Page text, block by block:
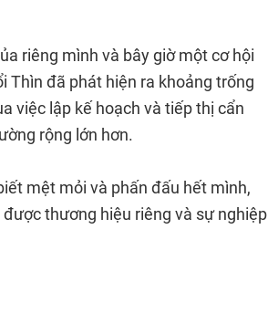
riêng mình và bây giờ một cơ hội
Thìn đã phát hiện ra khoảng trống
việc lập kế hoạch và tiếp thị cẩn
rộng lớn hơn.
mệt mỏi và phấn đấu hết mình,
thương hiệu riêng và sự nghiệp